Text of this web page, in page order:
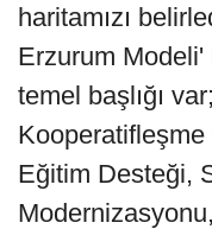
haritamızı
Erzurum
temel başlığı
Kooperatifleşme
Eğitim Desteği,